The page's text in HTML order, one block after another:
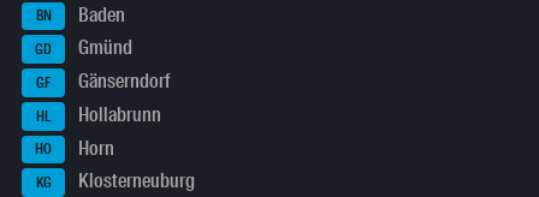
BN Baden
GD Gmünd
GF Gänserndorf
HL Hollabrunn
HO Horn
KG Klosterneuburg